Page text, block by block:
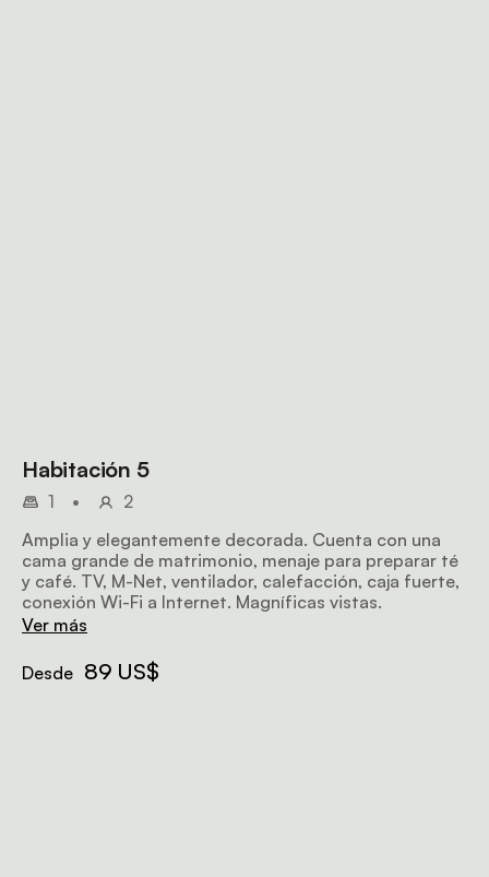
Habitación 5
1 •
2
Amplia y elegantemente decorada. Cuenta con una
cama grande de matrimonio, menaje para preparar té
y café. TV, M-Net, ventilador, calefacción, caja fuerte,
conexión Wi-Fi a Internet. Magníficas vistas.
Ver más
Desde 89 US$